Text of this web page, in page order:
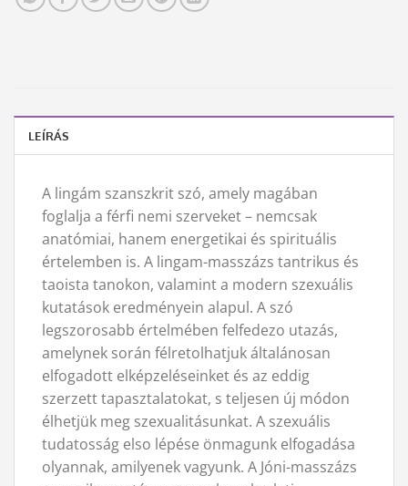
LEÍRÁS
A lingám szanszkrit szó, amely magában
foglalja a férfi nemi szerveket – nemcsak
anatómiai, hanem energetikai és spirituális
értelemben is. A lingam-masszázs tantrikus és
taoista tanokon, valamint a modern szexuális
kutatások eredményein alapul. A szó
legszorosabb értelmében felfedezo utazás,
amelynek során félretolhatjuk általánosan
elfogadott elképzeléseinket és az eddig
szerzett tapasztalatokat, s teljesen új módon
élhetjük meg szexualitásunkat. A szexuális
tudatosság elso lépése önmagunk elfogadása
olyannak, amilyenek vagyunk. A Jóni-masszázs